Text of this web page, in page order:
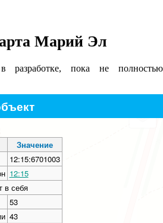
Марий Эл
разработке, пока не полностью
Значение
12:15:6701003
12:15
в себя
53
43